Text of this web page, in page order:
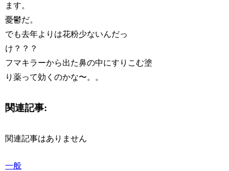
ます。
憂鬱だ。
でも去年よりは花粉少ないんだっ
け？？？
フマキラーから出た鼻の中にすりこむ塗
り薬って効くのかな〜。。
関連記事:
関連記事はありません
一般